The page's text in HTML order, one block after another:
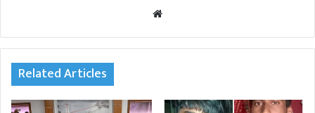
te
Related Articles